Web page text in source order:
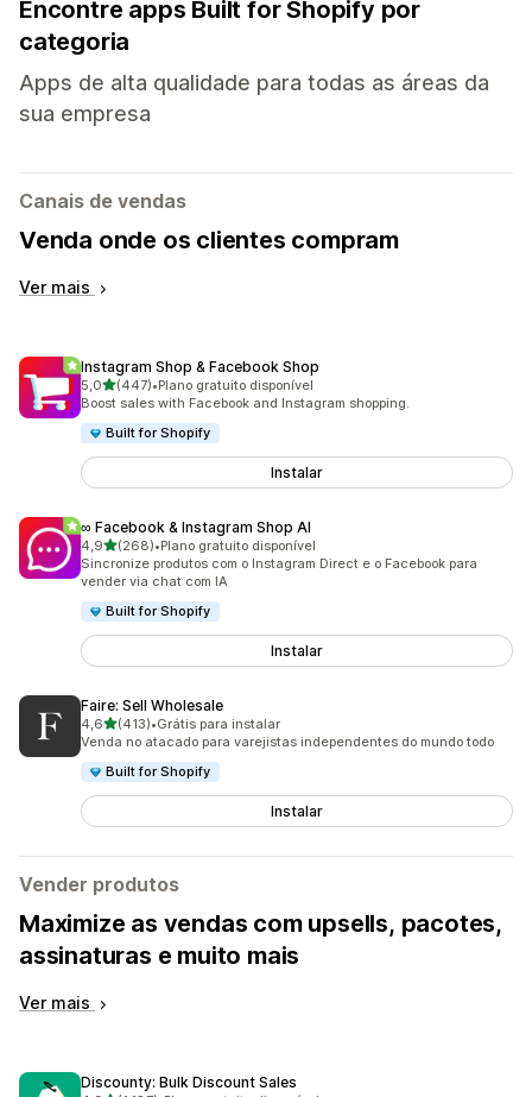
Encontre apps Built for Shopify por
categoria
Apps de alta qualidade para todas as áreas da
sua empresa
Canais de vendas
Venda onde os clientes compram
Ver mais
Instagram Shop & Facebook Shop
5,0de 5 estrelas
(447)
447 avaliações ao todo
•Plano gratuito disponível
Boost sales with Facebook and Instagram shopping.
Built for Shopify
Instalar
∞ Facebook & Instagram Shop AI
4,9de 5 estrelas
(268)
268 avaliações ao todo
•Plano gratuito disponível
Sincronize produtos com o Instagram Direct e o Facebook para
vender via chat com IA
Built for Shopify
Instalar
Faire: Sell Wholesale
4,6de 5 estrelas
(413)
413 avaliações ao todo
•Grátis para instalar
Venda no atacado para varejistas independentes do mundo todo
Built for Shopify
Instalar
Vender produtos
Maximize as vendas com upsells, pacotes,
assinaturas e muito mais
Ver mais
Discounty: Bulk Discount Sales